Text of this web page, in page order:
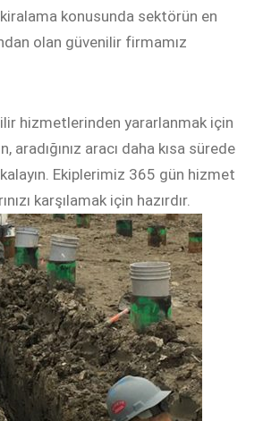
konusunda sektörün en
olan güvenilir firmamız
hizmetlerinden yararlanmak için
aradığınız aracı daha kısa sürede
Ekiplerimiz 365 gün hizmet
karşılamak için hazırdır.